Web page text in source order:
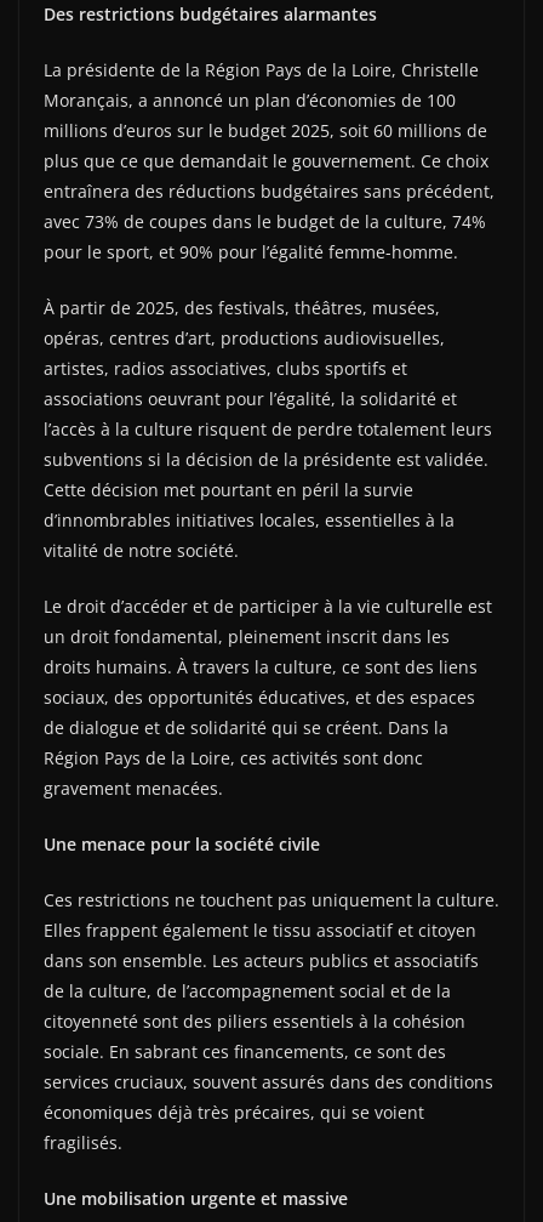
Des restrictions budgétaires alarmantes
La présidente de la Région Pays de la Loire, Christelle
Morançais, a annoncé un plan d’économies de 100
millions d’euros sur le budget 2025, soit 60 millions de
plus que ce que demandait le gouvernement. Ce choix
entraînera des réductions budgétaires sans précédent,
avec 73% de coupes dans le budget de la culture, 74%
pour le sport, et 90% pour l’égalité femme-homme.
À partir de 2025, des festivals, théâtres, musées,
opéras, centres d’art, productions audiovisuelles,
artistes, radios associatives, clubs sportifs et
associations oeuvrant pour l’égalité, la solidarité et
l’accès à la culture risquent de perdre totalement leurs
subventions si la décision de la présidente est validée.
Cette décision met pourtant en péril la survie
d’innombrables initiatives locales, essentielles à la
vitalité de notre société.
Le droit d’accéder et de participer à la vie culturelle est
un droit fondamental, pleinement inscrit dans les
droits humains. À travers la culture, ce sont des liens
sociaux, des opportunités éducatives, et des espaces
de dialogue et de solidarité qui se créent. Dans la
Région Pays de la Loire, ces activités sont donc
gravement menacées.
Une menace pour la société civile
Ces restrictions ne touchent pas uniquement la culture.
Elles frappent également le tissu associatif et citoyen
dans son ensemble. Les acteurs publics et associatifs
de la culture, de l’accompagnement social et de la
citoyenneté sont des piliers essentiels à la cohésion
sociale. En sabrant ces financements, ce sont des
services cruciaux, souvent assurés dans des conditions
économiques déjà très précaires, qui se voient
fragilisés.
Une mobilisation urgente et massive